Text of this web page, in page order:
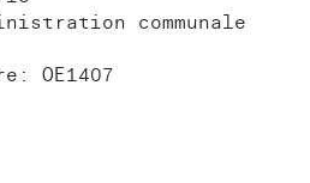
communale
OE1407